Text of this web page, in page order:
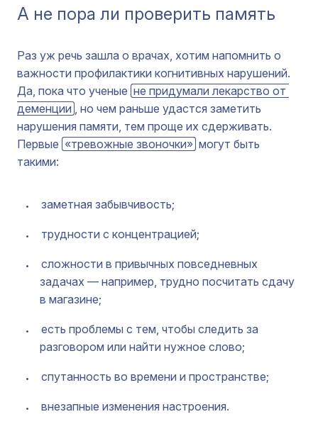
А не пора ли проверить память
Раз уж речь зашла о врачах, хотим напомнить о
важности профилактики когнитивных нарушений.
Да, пока что ученые не придумали лекарство от
деменции , но чем раньше удастся заметить
нарушения памяти, тем проще их сдерживать.
Первые «тревожные звоночки» могут быть
такими:
заметная забывчивость;
трудности с концентрацией;
сложности в привычных повседневных
задачах — например, трудно посчитать сдачу
в магазине;
есть проблемы с тем, чтобы следить за
разговором или найти нужное слово;
спутанность во времени и пространстве;
внезапные изменения настроения.